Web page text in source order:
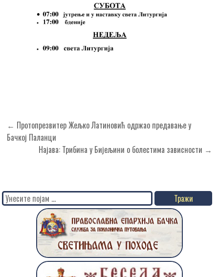
Кретање
чланка
← Протопрезвитер Жељко Латиновић одржао предавање у
Бачкој Паланци
Најава: Трибина у Бијељини о болестима зависности →
Search
for: